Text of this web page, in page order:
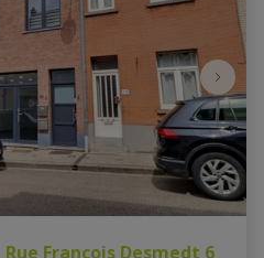
François Desmedt 6